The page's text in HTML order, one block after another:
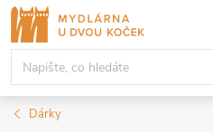
Přejít
obsah
Dárky